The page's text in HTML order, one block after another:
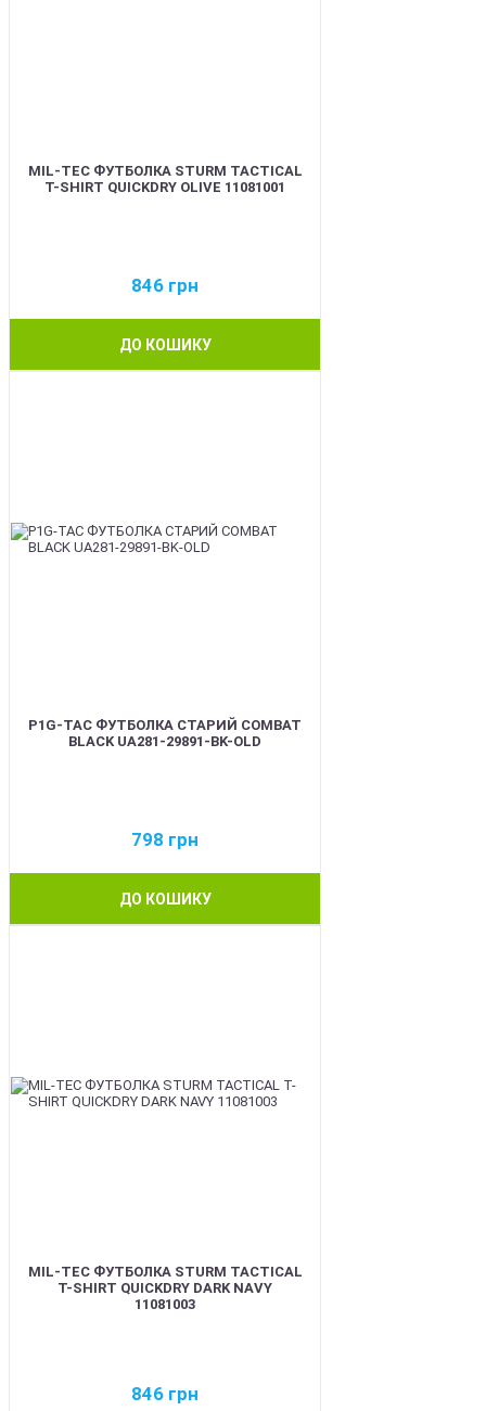
MIL-TEC ФУТБОЛКА STURM TACTICAL
T-SHIRT QUICKDRY OLIVE 11081001
846 грн
ДО КОШИКУ
P1G-TAC ФУТБОЛКА СТАРИЙ COMBAT
BLACK UA281-29891-BK-OLD
798 грн
ДО КОШИКУ
MIL-TEC ФУТБОЛКА STURM TACTICAL
T-SHIRT QUICKDRY DARK NAVY
11081003
846 грн